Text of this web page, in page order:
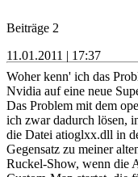
Beiträge 2
11.01.2011 | 17:37
Woher kenn' ich das
Nvidia auf eine neue
Das Problem mit dem
ich zwar dadurch lösen,
die Datei atioglxx.dll in
Gegensatz zu meiner
Ruckel-Show, wenn die